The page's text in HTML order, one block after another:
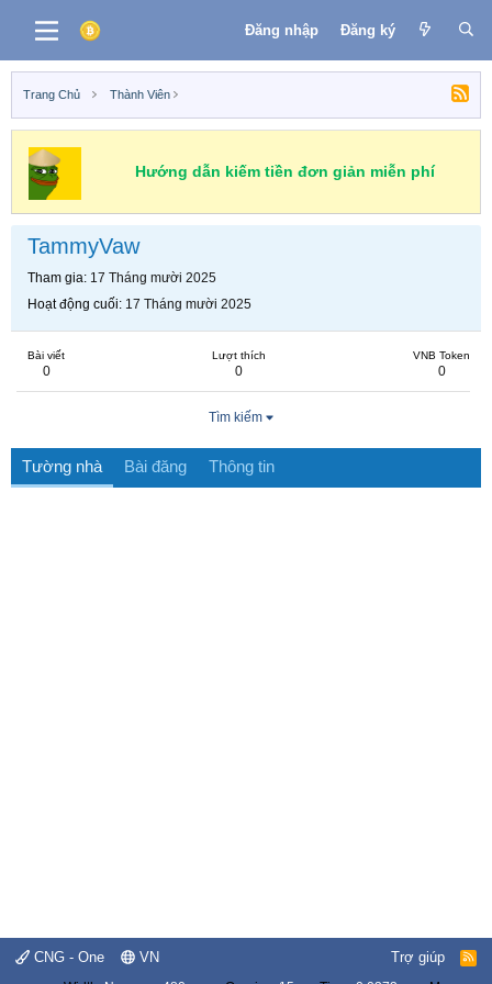
Đăng nhập Đăng ký
Trang Chủ Thành Viên
Hướng dẫn kiếm tiền đơn giản miễn phí
TammyVaw
Tham gia 17 Tháng mười 2025
Hoạt động cuối 17 Tháng mười 2025
Bài viết
0
Lượt thích
0
VNB Token
0
Tìm kiếm
Tường nhà Bài đăng Thông tin
CNG - One VN Trợ giúp
R